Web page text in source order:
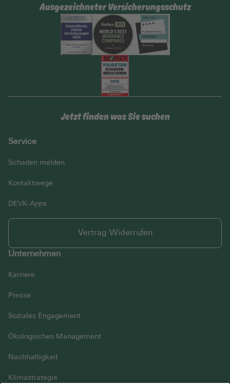
Ausgezeichneter Versicherungsschutz
Jetzt finden was Sie suchen
Service
Schaden melden
Kontaktwege
DEVK-Apps
Vertrag Widerrufen
Unternehmen
Karriere
Presse
Soziales Engagement
Ökologisches Management
Nachhaltigkeit
Klimastrategie